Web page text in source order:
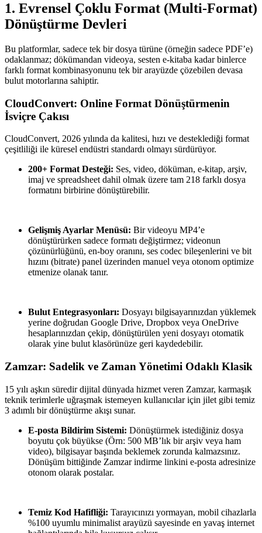
1. Evrensel Çoklu Format (Multi-Format)
Dönüştürme Devleri
Bu platformlar, sadece tek bir dosya türüne (örneğin sadece PDF’e)
odaklanmaz; dökümandan videoya, sesten e-kitaba kadar binlerce
farklı format kombinasyonunu tek bir arayüzde çözebilen devasa
bulut motorlarına sahiptir.
CloudConvert: Online Format Dönüştürmenin
İsviçre Çakısı
CloudConvert, 2026 yılında da kalitesi, hızı ve desteklediği format
çeşitliliği ile küresel endüstri standardı olmayı sürdürüyor.
200+ Format Desteği: Ses, video, döküman, e-kitap, arşiv,
imaj ve spreadsheet dahil olmak üzere tam 218 farklı dosya
formatını birbirine dönüştürebilir.
Gelişmiş Ayarlar Menüsü: Bir videoyu MP4’e
dönüştürürken sadece formatı değiştirmez; videonun
çözünürlüğünü, en-boy oranını, ses codec bileşenlerini ve bit
hızını (bitrate) panel üzerinden manuel veya otonom optimize
etmenize olanak tanır.
Bulut Entegrasyonları: Dosyayı bilgisayarınızdan yüklemek
yerine doğrudan Google Drive, Dropbox veya OneDrive
hesaplarınızdan çekip, dönüştürülen yeni dosyayı otomatik
olarak yine bulut klasörünüze geri kaydedebilir.
Zamzar: Sadelik ve Zaman Yönetimi Odaklı Klasik
15 yılı aşkın süredir dijital dünyada hizmet veren Zamzar, karmaşık
teknik terimlerle uğraşmak istemeyen kullanıcılar için jilet gibi temiz
3 adımlı bir dönüştürme akışı sunar.
E-posta Bildirim Sistemi: Dönüştürmek istediğiniz dosya
boyutu çok büyükse (Örn: 500 MB’lık bir arşiv veya ham
video), bilgisayar başında beklemek zorunda kalmazsınız.
Dönüşüm bittiğinde Zamzar indirme linkini e-posta adresinize
otonom olarak postalar.
Temiz Kod Hafifliği: Tarayıcınızı yormayan, mobil cihazlarla
%100 uyumlu minimalist arayüzü sayesinde en yavaş internet